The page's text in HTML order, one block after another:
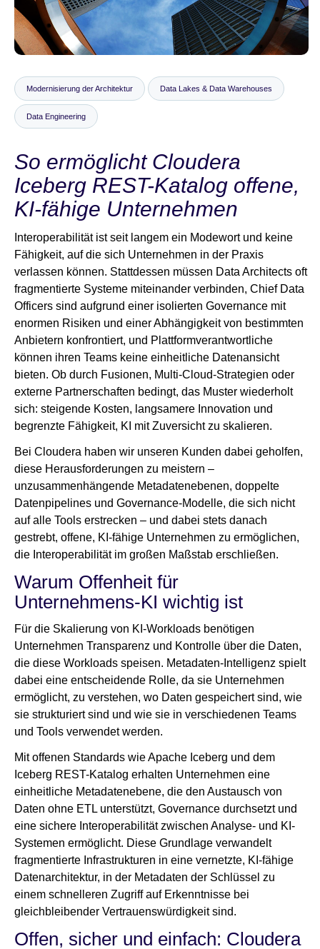
Newsroom
Modernisierung der Architektur Data Lakes & Data Warehouses
Data Engineering
So ermöglicht Cloudera
Iceberg REST-Katalog offene,
KI-fähige Unternehmen
Interoperabilität ist seit langem ein Modewort und keine
Fähigkeit, auf die sich Unternehmen in der Praxis
verlassen können. Stattdessen müssen Data Architects oft
fragmentierte Systeme miteinander verbinden, Chief Data
Officers sind aufgrund einer isolierten Governance mit
enormen Risiken und einer Abhängigkeit von bestimmten
Anbietern konfrontiert, und Plattformverantwortliche
können ihren Teams keine einheitliche Datenansicht
bieten. Ob durch Fusionen, Multi-Cloud-Strategien oder
externe Partnerschaften bedingt, das Muster wiederholt
sich: steigende Kosten, langsamere Innovation und
begrenzte Fähigkeit, KI mit Zuversicht zu skalieren.
Bei Cloudera haben wir unseren Kunden dabei geholfen,
diese Herausforderungen zu meistern –
unzusammenhängende Metadatenebenen, doppelte
Datenpipelines und Governance-Modelle, die sich nicht
auf alle Tools erstrecken – und dabei stets danach
gestrebt, offene, KI-fähige Unternehmen zu ermöglichen,
die Interoperabilität im großen Maßstab erschließen.
Warum Offenheit für
Unternehmens-KI wichtig ist
Für die Skalierung von KI-Workloads benötigen
Unternehmen Transparenz und Kontrolle über die Daten,
die diese Workloads speisen. Metadaten-Intelligenz spielt
dabei eine entscheidende Rolle, da sie Unternehmen
ermöglicht, zu verstehen, wo Daten gespeichert sind, wie
sie strukturiert sind und wie sie in verschiedenen Teams
und Tools verwendet werden.
Mit offenen Standards wie Apache Iceberg und dem
Iceberg REST-Katalog erhalten Unternehmen eine
einheitliche Metadatenebene, die den Austausch von
Daten ohne ETL unterstützt, Governance durchsetzt und
eine sichere Interoperabilität zwischen Analyse- und KI-
Systemen ermöglicht. Diese Grundlage verwandelt
fragmentierte Infrastrukturen in eine vernetzte, KI-fähige
Datenarchitektur, in der Metadaten der Schlüssel zu
einem schnelleren Zugriff auf Erkenntnisse bei
gleichbleibender Vertrauenswürdigkeit sind.
Offen, sicher und einfach: Cloudera